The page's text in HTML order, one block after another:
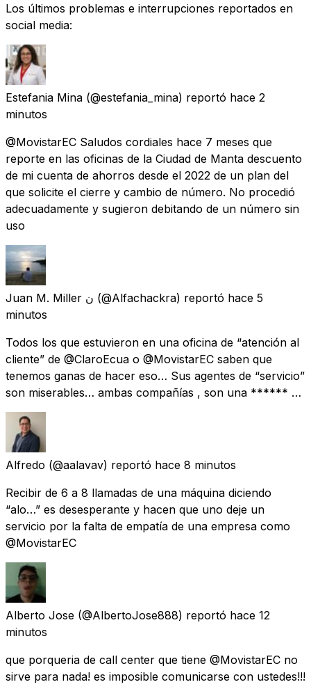
Los últimos problemas e interrupciones reportados en
social media:
Estefania Mina (@estefania_mina) reportó hace 2
minutos
@MovistarEC Saludos cordiales hace 7 meses que
reporte en las oficinas de la Ciudad de Manta descuento
de mi cuenta de ahorros desde el 2022 de un plan del
que solicite el cierre y cambio de número. No procedió
adecuadamente y sugieron debitando de un número sin
uso
Juan M. Miller ن (@Alfachackra) reportó hace 5
minutos
Todos los que estuvieron en una oficina de “atención al
cliente” de @ClaroEcua o @MovistarEC saben que
tenemos ganas de hacer eso… Sus agentes de “servicio”
son miserables… ambas compañías , son una ****** …
Alfredo (@aalavav) reportó hace 8 minutos
Recibir de 6 a 8 llamadas de una máquina diciendo
“alo…” es desesperante y hacen que uno deje un
servicio por la falta de empatía de una empresa como
@MovistarEC
Alberto Jose (@AlbertoJose888) reportó hace 12
minutos
que porqueria de call center que tiene @MovistarEC no
sirve para nada! es imposible comunicarse con ustedes!!!